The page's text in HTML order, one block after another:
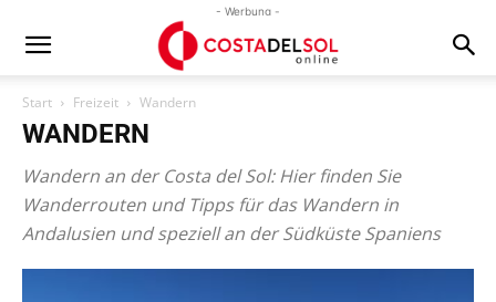
- Werbung -
Start Freizeit Wandern
WANDERN
Wandern an der Costa del Sol: Hier finden Sie
Wanderrouten und Tipps für das Wandern in
Andalusien und speziell an der Südküste Spaniens